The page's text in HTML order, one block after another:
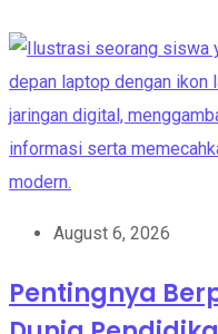
August 6, 2026
Pentingnya